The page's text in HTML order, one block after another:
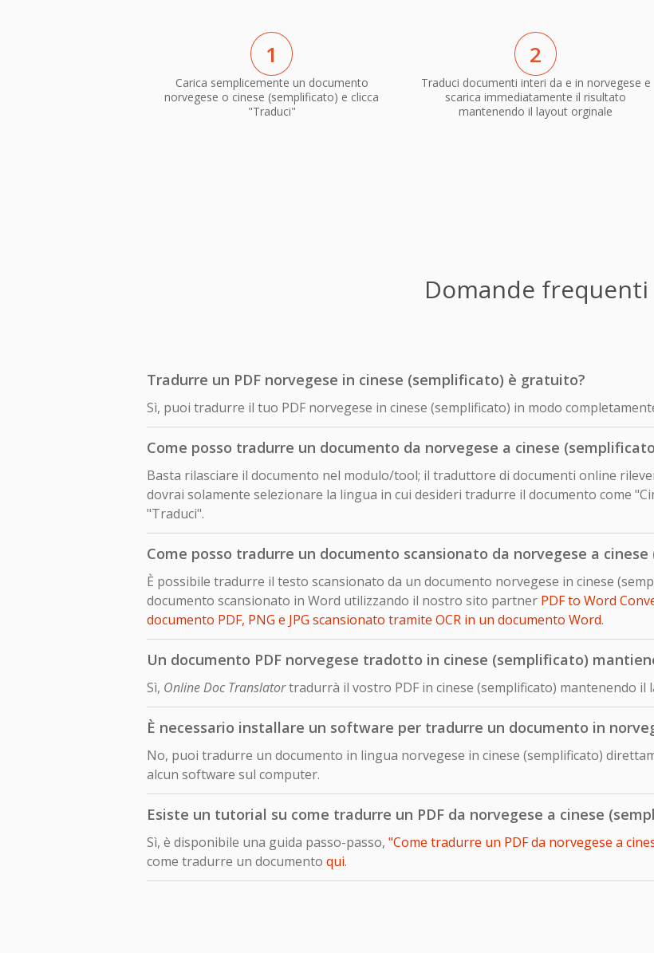
1
Carica semplicemente un documento
norvegese o cinese (semplificato) e clicca
"Traduci"
2
Traduci documenti interi da e in norvegese e
scarica immediatamente il risultato
mantenendo il layout orginale
Domande frequenti
Tradurre un PDF norvegese in cinese (semplificato) è gratuito?
Sì, puoi tradurre il tuo PDF norvegese in cinese (semplificato) in modo
Come posso tradurre un documento da norvegese a cinese
Basta rilasciare il documento nel modulo/tool; il traduttore di documenti online
dovrai solamente selezionare la lingua in cui desideri tradurre il documento come
"Traduci".
Come posso tradurre un documento scansionato da norvegese a
È possibile tradurre il testo scansionato da un documento norvegese in cinese
documento scansionato in Word utilizzando il nostro sito partner PDF to Word
documento PDF, PNG e JPG scansionato tramite OCR in un documento Word.
Un documento PDF norvegese tradotto in cinese (semplificato)
Sì, Online Doc Translatortradurrà il vostro PDF in cinese (semplificato) mantenendo
È necessario installare un software per tradurre un documento in
No, puoi tradurre un documento in lingua norvegese in cinese (semplificato)
alcun software sul computer.
Esiste un tutorial su come tradurre un PDF da norvegese a cinese
Sì, è disponibile una guida passo-passo, "Come tradurre un PDF da norvegese a
come tradurre un documento qui.